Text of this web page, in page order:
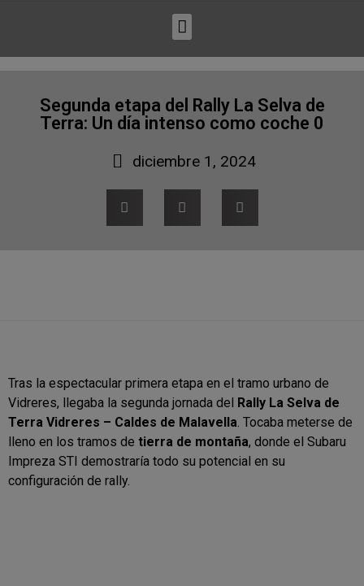
Segunda etapa del Rally La Selva de
Terra: Un día intenso como coche 0
diciembre 1, 2024
Tras la espectacular primera etapa en el tramo urbano de
Vidreres, llegaba la segunda jornada del Rally La Selva de
Terra Vidreres – Caldes de Malavella. Tocaba meterse de
lleno en los tramos de tierra de montaña, donde el Subaru
Impreza STI demostraría todo su potencial en su
configuración de rally.